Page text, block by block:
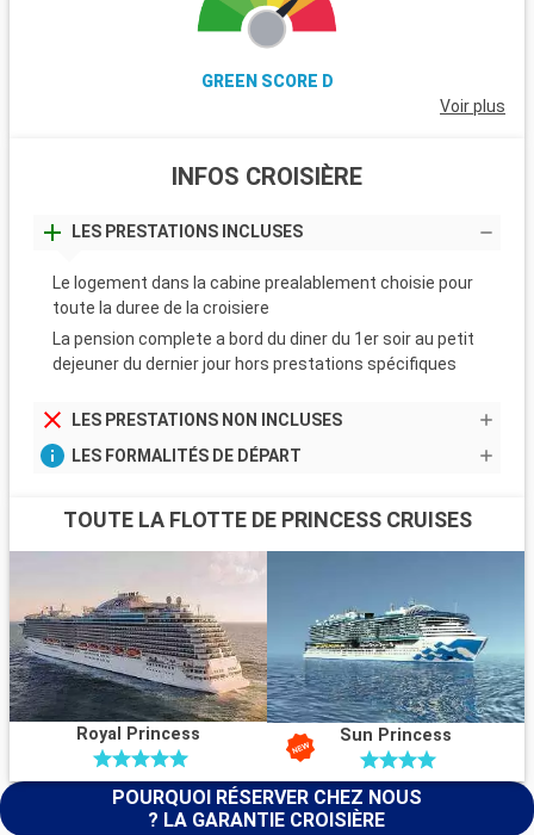
GREEN SCORE D
Voir plus
INFOS CROISIÈRE
LES PRESTATIONS INCLUSES
Le logement dans la cabine prealablement choisie pour
toute la duree de la croisiere
La pension complete a bord du diner du 1er soir au petit
dejeuner du dernier jour hors prestations spécifiques
LES PRESTATIONS NON INCLUSES
LES FORMALITÉS DE DÉPART
TOUTE LA FLOTTE DE PRINCESS CRUISES
Royal Princess Sun Princess
POURQUOI RÉSERVER CHEZ NOUS
? LA GARANTIE CROISIÈRE